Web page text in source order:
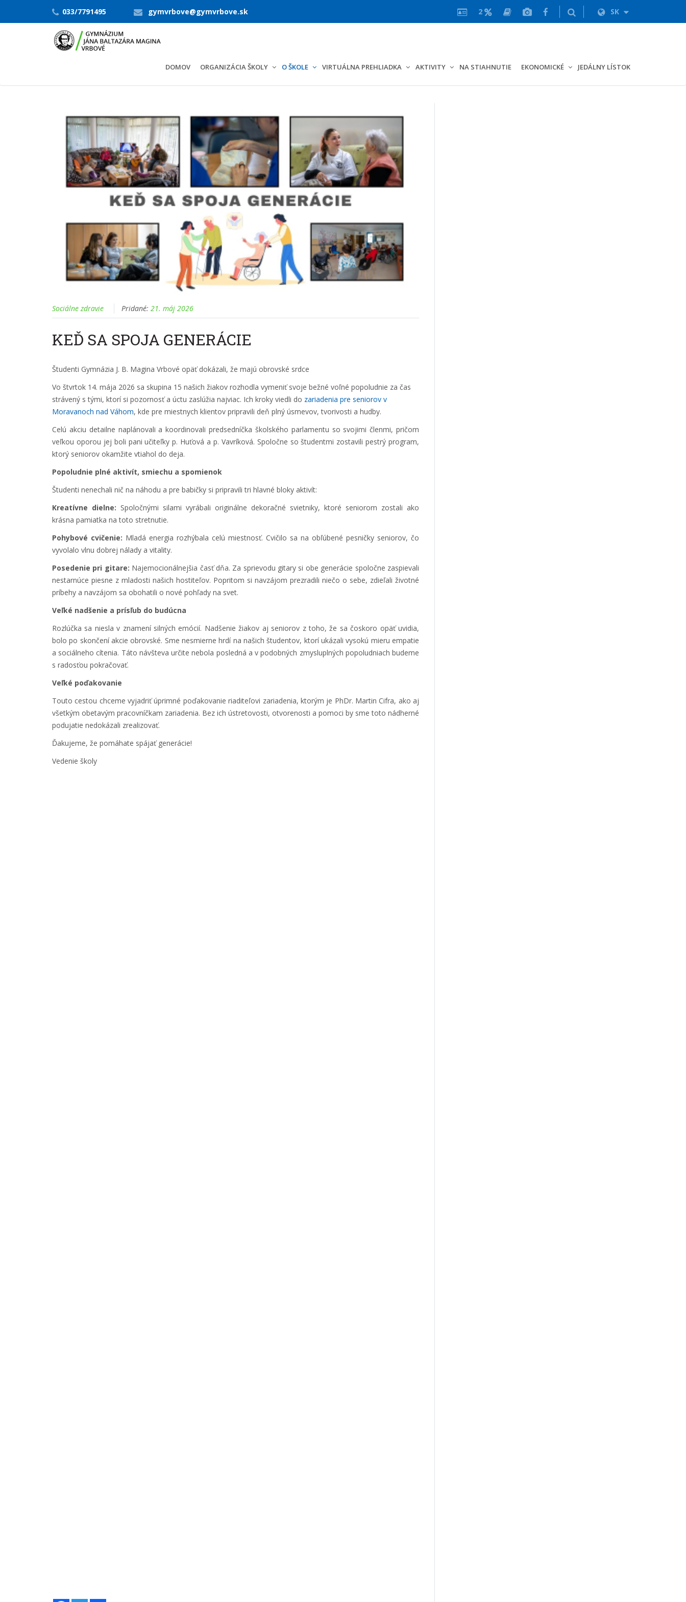
033/7791495 gymvrbove@gymvrbove.sk 2 SK
DOMOV ORGANIZÁCIA ŠKOLY O ŠKOLE VIRTUÁLNA PREHLIADKA AKTIVITY NA STIAHNUTIE EKONOMICKÉ JEDÁLNY LÍSTOK
Sociálne zdravie Pridané: 21. máj 2026
KEĎ SA SPOJA GENERÁCIE
Študenti Gymnázia J. B. Magina Vrbové opäť dokázali, že majú obrovské srdce
Vo štvrtok 14. mája 2026 sa skupina 15 našich žiakov rozhodla vymeniť svoje bežné voľné popoludnie za čas
strávený s tými, ktorí si pozornosť a úctu zaslúžia najviac. Ich kroky viedli do zariadenia pre seniorov v
Moravanoch nad Váhom, kde pre miestnych klientov pripravili deň plný úsmevov, tvorivosti a hudby.
Celú akciu detailne naplánovali a koordinovali predsedníčka školského parlamentu so svojimi členmi, pričom
veľkou oporou jej boli pani učiteľky p. Huťová a p. Vavríková. Spoločne so študentmi zostavili pestrý program,
ktorý seniorov okamžite vtiahol do deja.
Popoludnie plné aktivít, smiechu a spomienok
Študenti nenechali nič na náhodu a pre babičky si pripravili tri hlavné bloky aktivít:
Kreatívne dielne: Spoločnými silami vyrábali originálne dekoračné svietniky, ktoré seniorom zostali ako
krásna pamiatka na toto stretnutie.
Pohybové cvičenie: Mladá energia rozhýbala celú miestnosť. Cvičilo sa na obľúbené pesničky seniorov, čo
vyvolalo vlnu dobrej nálady a vitality.
Posedenie pri gitare: Najemocionálnejšia časť dňa. Za sprievodu gitary si obe generácie spoločne zaspievali
nestarnúce piesne z mladosti našich hostiteľov. Popritom si navzájom prezradili niečo o sebe, zdieľali životné
príbehy a navzájom sa obohatili o nové pohľady na svet.
Veľké nadšenie a prísľub do budúcna
Rozlúčka sa niesla v znamení silných emócií. Nadšenie žiakov aj seniorov z toho, že sa čoskoro opäť uvidia,
bolo po skončení akcie obrovské. Sme nesmierne hrdí na našich študentov, ktorí ukázali vysokú mieru empatie
a sociálneho cítenia. Táto návšteva určite nebola posledná a v podobných zmysluplných popoludniach budeme
s radosťou pokračovať.
Veľké poďakovanie
Touto cestou chceme vyjadriť úprimné poďakovanie riaditeľovi zariadenia, ktorým je PhDr. Martin Cifra, ako aj
všetkým obetavým pracovníčkam zariadenia. Bez ich ústretovosti, otvorenosti a pomoci by sme toto nádherné
podujatie nedokázali zrealizovať.
Ďakujeme, že pomáhate spájať generácie!
Vedenie školy